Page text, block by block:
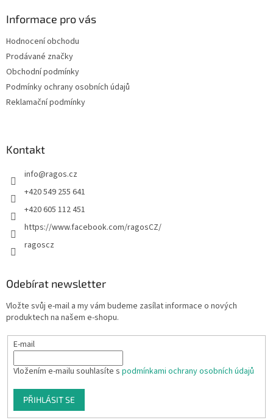
Informace pro vás
Hodnocení obchodu
Prodávané značky
Obchodní podmínky
Podmínky ochrany osobních údajů
Reklamační podmínky
Kontakt
info@ragos.cz
+420 549 255 641
+420 605 112 451
https://www.facebook.com/ragosCZ/
ragoscz
Odebírat newsletter
Vložte svůj e-mail a my vám budeme zasílat informace o nových
produktech na našem e-shopu.
E-mail
Vložením e-mailu souhlasíte s podmínkami ochrany osobních údajů
PŘIHLÁSIT SE